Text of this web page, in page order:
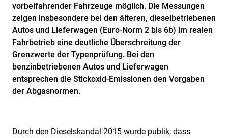
vorbeifahrender Fahrzeuge möglich. Die Messungen
zeigen insbesondere bei den älteren, dieselbetriebenen
Autos und Lieferwagen (Euro-Norm 2 bis 6b) im realen
Fahrbetrieb eine deutliche Überschreitung der
Grenzwerte der Typenprüfung. Bei den
benzinbetriebenen Autos und Lieferwagen
entsprechen die Stickoxid-Emissionen den Vorgaben
der Abgasnormen.
Durch den Dieselskandal 2015 wurde publik, dass